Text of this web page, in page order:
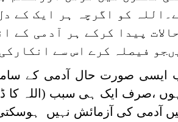
کو اگرچہ ہر ایک کے
پیدا کرکے ہر آدمی کے
فیصلہ کرے اس سے
ایسی صورت حال آدمی کے
،صرف ایک ہی سبب (اللہ کا
آدمی کی آزمائش نہیں